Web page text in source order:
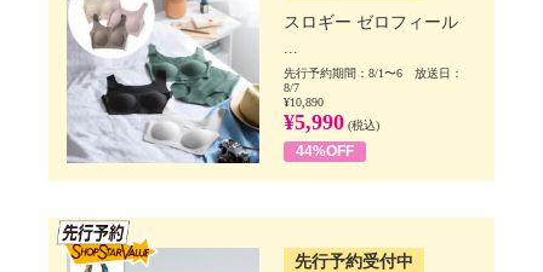
スロギー ゼロフィール
...
先行予約期間：8/1〜6 放送日：
8/7
¥10,890
¥5,990 (税込)
44%OFF
先行予約受付中